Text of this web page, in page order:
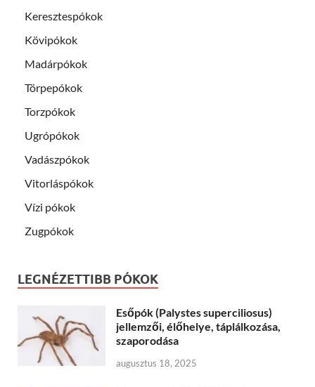
Keresztespókok
Kövipókok
Madárpókok
Törpepókok
Torzpókok
Ugrópókok
Vadászpókok
Vitorláspókok
Vízi pókok
Zugpókok
LEGNÉZETTIBB PÓKOK
Esőpók (Palystes superciliosus)
jellemzői, élőhelye, táplálkozása,
szaporodása
augusztus 18, 2025